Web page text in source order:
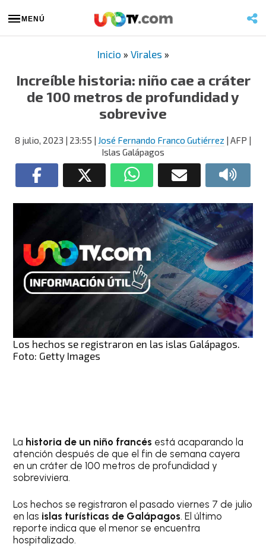
MENÚ
Inicio » Virales »
Increíble historia: niño cae a cráter
de 100 metros de profundidad y
sobrevive
8 julio, 2023 | 23:55 | José Fernando Franco Gutiérrez | AFP |
Islas Galápagos
Los hechos se registraron en las islas Galápagos.
Foto: Getty Images
La historia de un niño francés está acaparando la
atención después de que el fin de semana cayera
en un cráter de 100 metros de profundidad y
sobreviviera.
Los hechos se registraron el pasado viernes 7 de julio
en las islas turísticas de Galápagos. El último
reporte indica que el menor se encuentra
hospitalizado.